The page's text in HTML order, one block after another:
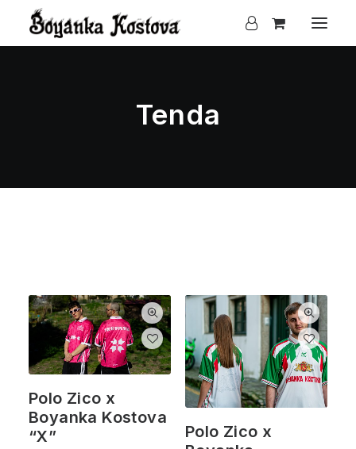
Tenda
Polo Zico x
Boyanka Kostova
“X”
Polo Zico x